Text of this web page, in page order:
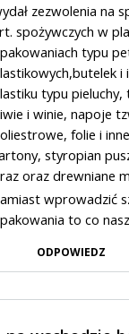
zezwolenia na
spożywczych w
typu
i
typu
i winie, napoje
folie i
styropian
oraz drewniane
wprowadzić
to co
ODPOWIEDZ